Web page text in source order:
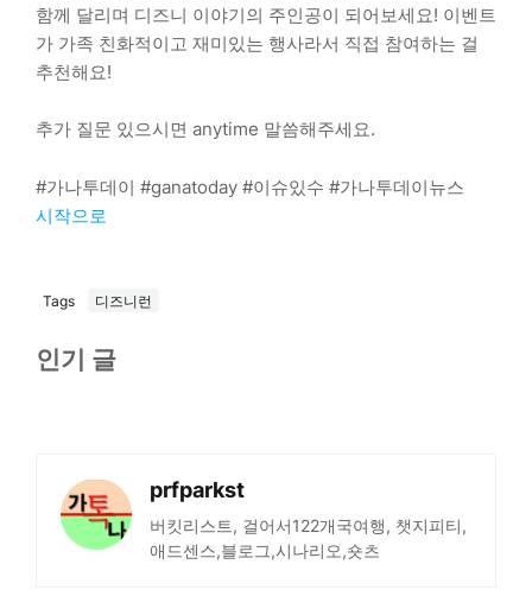
함께 달리며 디즈니 이야기의 주인공이 되어보세요! 이벤트
가 가족 친화적이고 재미있는 행사라서 직접 참여하는 걸
추천해요!
추가 질문 있으시면 anytime 말씀해주세요.
#가나투데이 #ganatoday #이슈있수 #가나투데이뉴스
시작으로
Tags 디즈니런
인기 글
prfparkst
버킷리스트, 걸어서122개국여행, 챗지피티,
애드센스,블로그,시나리오,숏츠